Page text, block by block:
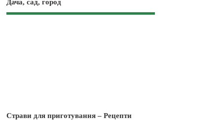
Дача, сад, город
Страви для приготування – Рецепти